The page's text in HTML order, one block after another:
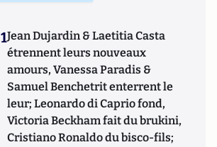
1Jean Dujardin & Laetitia Casta
étrennent leurs nouveaux
amours, Vanessa Paradis &
Samuel Benchetrit enterrent le
leur; Leonardo di Caprio fond,
Victoria Beckham fait du brukini,
Cristiano Ronaldo du bisco-fils;